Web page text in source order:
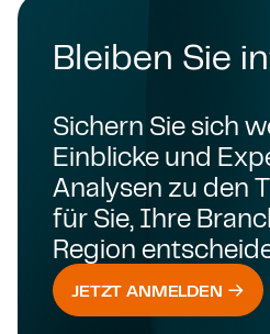
Bleiben Sie
Sichern Sie sich
Einblicke und
Analysen zu den
für Sie, Ihre
Region
JETZT ANMELDEN